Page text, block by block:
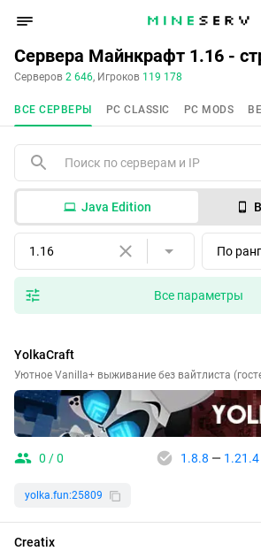
Сервера Майнкрафт 1.16 -
Серверов 2 646, Игроков 119 178
ВСЕ СЕРВЕРЫ PC CLASSIC PC MODS
Java Edition
1.16 По
Все параметры
YolkaCraft
Уютное Vanilla+ выживание без вайтлиста
0 / 0 1.8.8 — 1.21.4
yolka.fun:25809
Creatix